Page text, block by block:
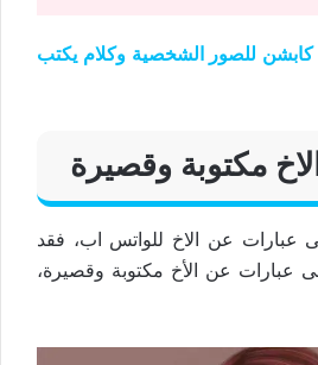
كابشن للصور الشخصية وكلام يكتب
مكتوبة وقصيرة
عبارات عن الاخ للواتس اب، فقد
عبارات عن الأخ مكتوبة وقصيرة،